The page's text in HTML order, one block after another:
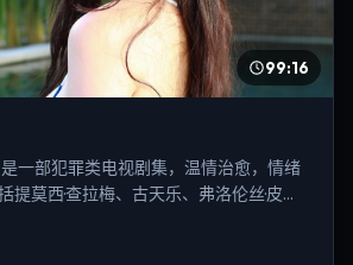
99:16
一部犯罪类电视剧集，温情治愈，情绪
提莫西·查拉梅、古天乐、弗洛伦丝·皮尤